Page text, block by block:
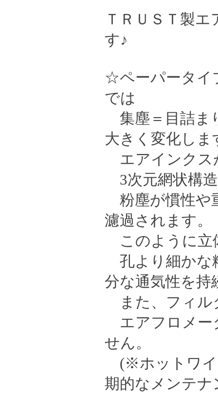
ＴＲＵＳＴ製
す♪
☆ペーパータイ
では
集塵＝目詰ま
大きく変化しま
エアインクス
3次元網状構
粉塵が慣性や
濾過されます。
このように立
孔より細かな
分な通気性を持
また、フィル
エアフロメー
せん。
(※ホットワイ
期的なメンテ